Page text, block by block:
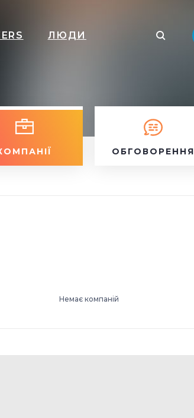
ЛЮДИ
ОБГОВОРЕННЯ
Немає компаній